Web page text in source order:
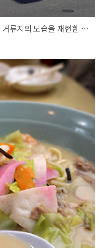
[일본/나가사키] 개항기 외국인 거류지의 모습을 재현한 데지마(出島)